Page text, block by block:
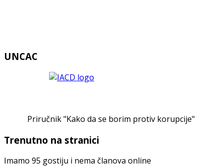
UNCAC
Priručnik "Kako da se borim protiv korupcije"
Trenutno na stranici
Imamo 95 gostiju i nema članova online